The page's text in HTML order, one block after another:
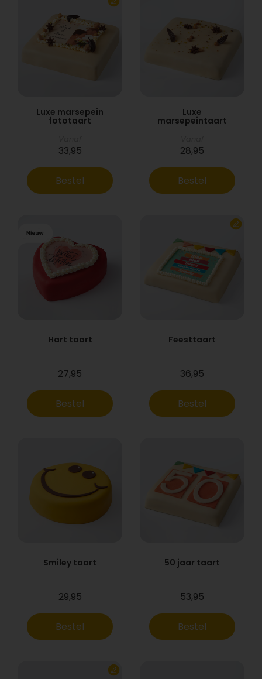
Luxe marsepein
fototaart
33,95
Bestel
Luxe
marsepeintaart
28,95
Bestel
Hart taart
27,95
Bestel
Feesttaart
36,95
Bestel
Smiley taart
29,95
Bestel
50 jaar taart
53,95
Bestel